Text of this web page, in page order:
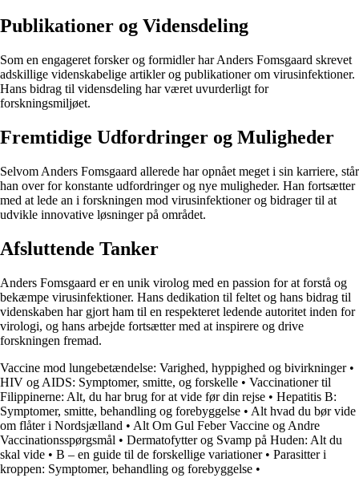
Publikationer og Vidensdeling
Som en engageret forsker og formidler har Anders Fomsgaard skrevet
adskillige videnskabelige artikler og publikationer om virusinfektioner.
Hans bidrag til vidensdeling har været uvurderligt for
forskningsmiljøet.
Fremtidige Udfordringer og Muligheder
Selvom Anders Fomsgaard allerede har opnået meget i sin karriere, står
han over for konstante udfordringer og nye muligheder. Han fortsætter
med at lede an i forskningen mod virusinfektioner og bidrager til at
udvikle innovative løsninger på området.
Afsluttende Tanker
Anders Fomsgaard er en unik virolog med en passion for at forstå og
bekæmpe virusinfektioner. Hans dedikation til feltet og hans bidrag til
videnskaben har gjort ham til en respekteret ledende autoritet inden for
virologi, og hans arbejde fortsætter med at inspirere og drive
forskningen fremad.
Vaccine mod lungebetændelse: Varighed, hyppighed og bivirkninger•
HIV og AIDS: Symptomer, smitte, og forskelle • Vaccinationer til
Filippinerne: Alt, du har brug for at vide før din rejse • Hepatitis B:
Symptomer, smitte, behandling og forebyggelse • Alt hvad du bør vide
om flåter i Nordsjælland • Alt Om Gul Feber Vaccine og Andre
Vaccinationsspørgsmål • Dermatofytter og Svamp på Huden: Alt du
skal vide • B – en guide til de forskellige variationer• Parasitter i
kroppen: Symptomer, behandling og forebyggelse •